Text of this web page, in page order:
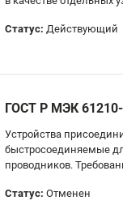
Статус: Действующий
ГОСТ Р МЭК
Устройства
быстросоединяемые
проводников.
Статус: Отменен